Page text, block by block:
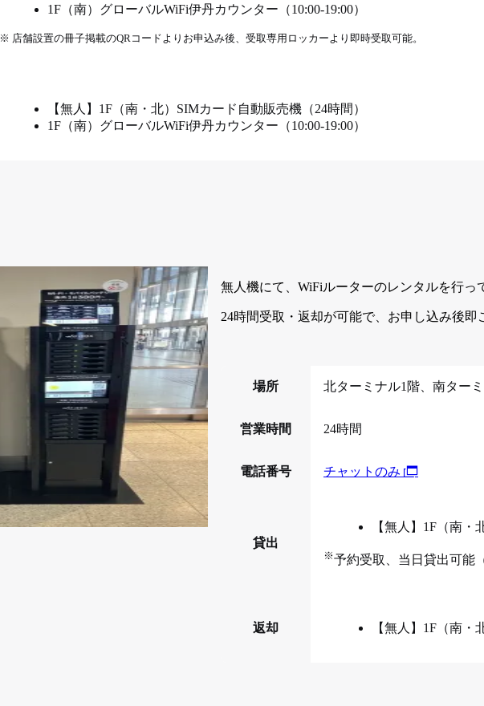
1F（南）グローバルWiFi伊丹カウンター（10:00-19:00）
※ 店舗設置の冊子掲載のQRコードよりお申込み後、受取専用ロッカーより即時受取可能。
【無人】1F（南・北）SIMカード自動販売機（24時間）
1F（南）グローバルWiFi伊丹カウンター（10:00-19:00）
無人機にて、WiFiルーターのレンタルを行っ
24時間受取・返却が可能で、お申し込み後
場所 北ターミナル1階、南ター
営業時間 24時間
電話番号 チャットのみ
貸出
【無人】1F（南
※予約受取、当日貸出可能
返却 【無人】1F（南